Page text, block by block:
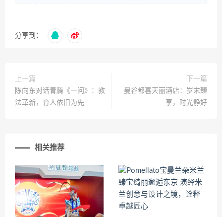
分享到：
上一篇
陈向东对话青腾《一问》：教
法革新，育人依旧为先
下一篇
曼谷都喜天丽酒店：岁末臻
享，时光静好
相关推荐